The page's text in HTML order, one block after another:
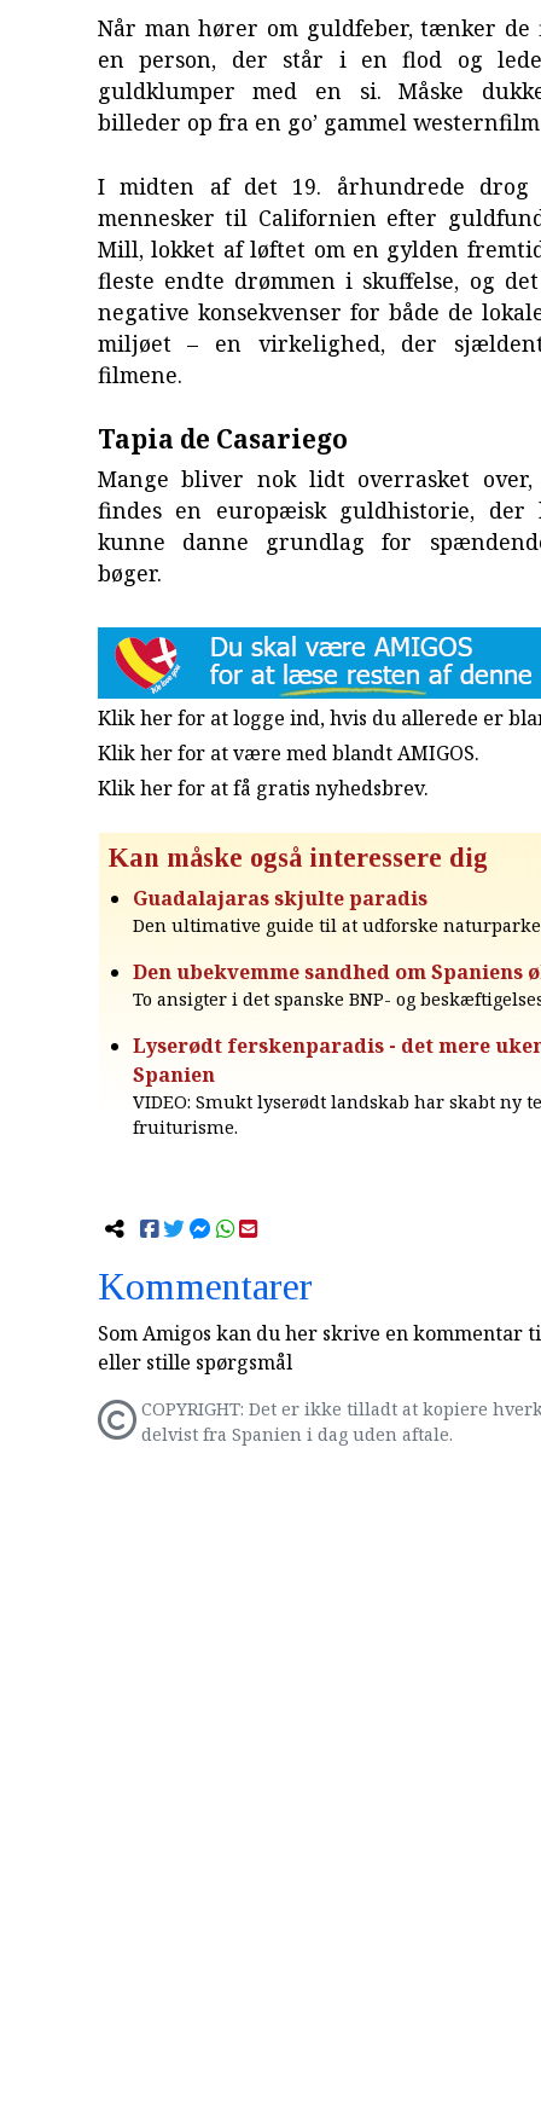
Når man hører om guldfeber, tænker de
en person, der står i en flod og
guldklumper med en si. Måske
billeder op fra en go’ gammel
I midten af det 19. århundrede drog
mennesker til Californien efter
Mill, lokket af løftet om en gylden
fleste endte drømmen i skuffelse, og
negative konsekvenser for både de
miljøet – en virkelighed, der
filmene.
Tapia de Casariego
Mange bliver nok lidt overrasket
findes en europæisk guldhistorie, der
kunne danne grundlag for
bøger.
Klik her for at logge ind, hvis du allerede er
Klik her for at være med blandt AMIGOS.
Klik her for at få gratis nyhedsbrev.
Kan måske også interessere dig
Guadalajaras skjulte paradis
Den ultimative guide til at udforske
Den ubekvemme sandhed om Spaniens
To ansigter i det spanske BNP- og
Lyserødt ferskenparadis - det mere
Spanien
VIDEO: Smukt lyserødt landskab har skabt ny
fruiturisme.
Kommentarer
Som Amigos kan du her skrive en kommentar
eller stille spørgsmål
COPYRIGHT: Det er ikke tilladt at kopiere
delvist fra Spanien i dag uden aftale.